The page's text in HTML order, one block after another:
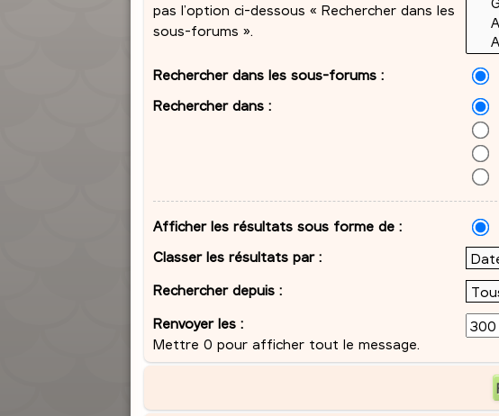
pas l’option ci-dessous « Rechercher dans les
sous-forums ».
Rechercher dans les sous-forums :
Rechercher dans :
Afficher les résultats sous forme de :
Classer les résultats par :
Rechercher depuis :
Renvoyer les :
Mettre 0 pour afficher tout le message.